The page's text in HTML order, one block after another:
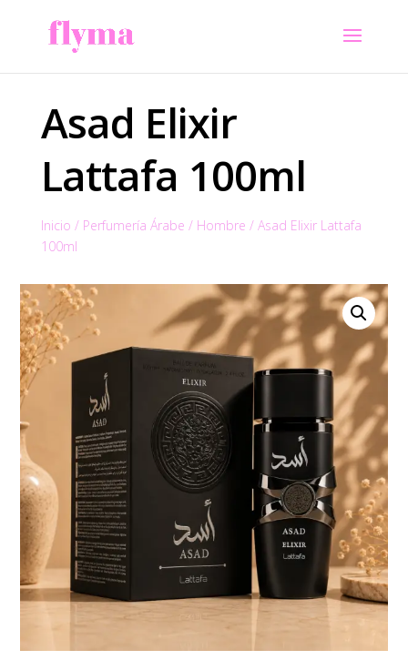
Asad Elixir
Lattafa 100ml
Inicio / Perfumería Árabe / Hombre / Asad Elixir Lattafa
100ml